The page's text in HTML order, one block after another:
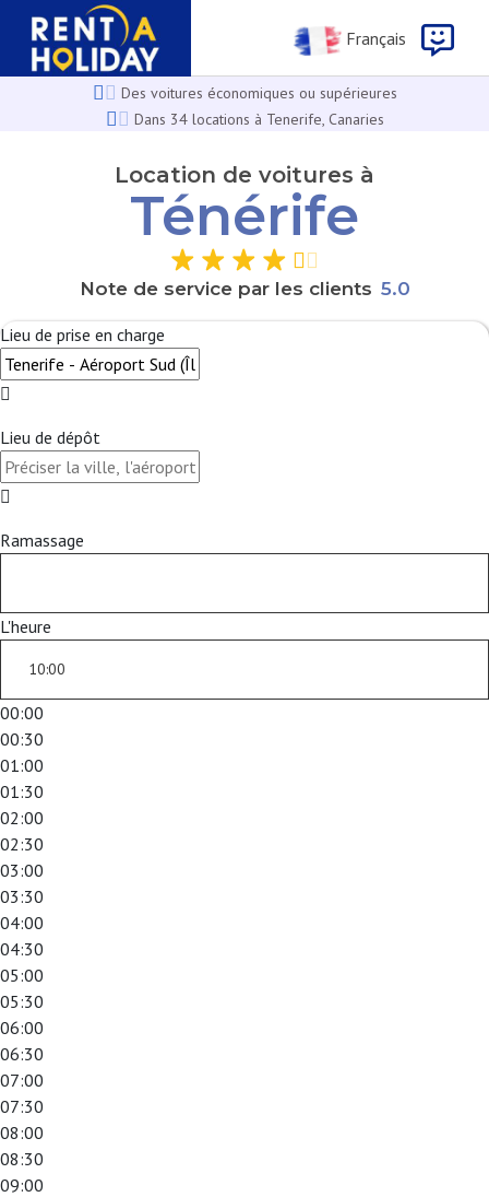
Français
Des voitures économiques ou supérieures
Dans 34 locations à Tenerife, Canaries
Location de voitures à
Ténérife
Note de service par les clients 5.0
Lieu de prise en charge
Lieu de dépôt
Ramassage
L'heure
00:00
00:30
01:00
01:30
02:00
02:30
03:00
03:30
04:00
04:30
05:00
05:30
06:00
06:30
07:00
07:30
08:00
08:30
09:00